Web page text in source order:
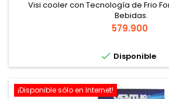
Visi cooler con Tecnología de Frio
Bebidas.
Precio
579.900
 Disponible
¡Disponible sólo en Internet!